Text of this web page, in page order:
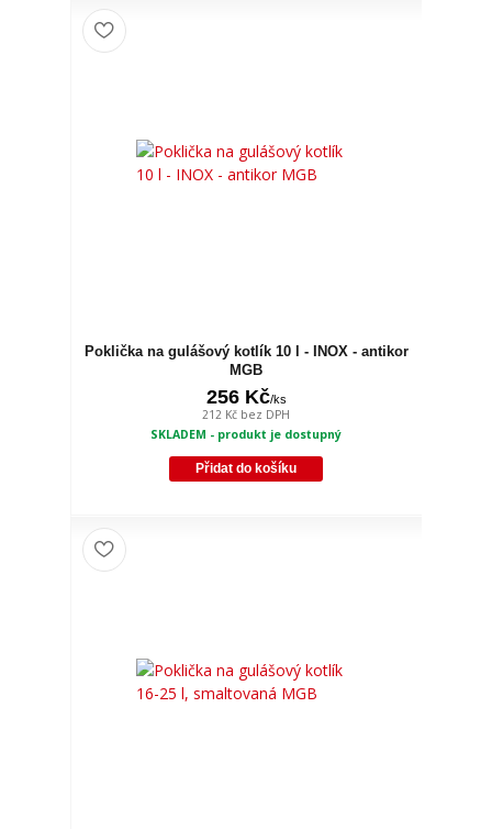
Poklička na gulášový kotlík 10 l - INOX - antikor
MGB
256 Kč/ks
212 Kč bez DPH
SKLADEM - produkt je dostupný
Přidat do košíku